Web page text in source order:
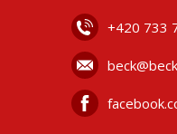
+420 733